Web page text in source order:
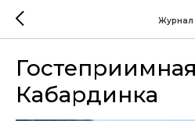
Журнал
Гостеприимная
Кабардинка